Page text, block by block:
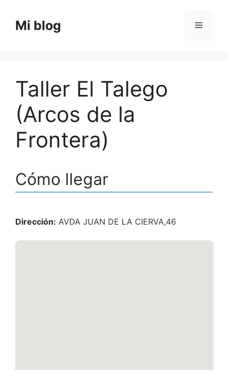
contenido
Mi blog Menú
Taller El Talego
(Arcos de la
Frontera)
Cómo llegar
Dirección: AVDA JUAN DE LA CIERVA,46